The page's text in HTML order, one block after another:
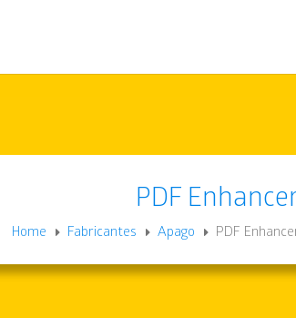
PDF
Home E Fabricantes E Apago E PDF